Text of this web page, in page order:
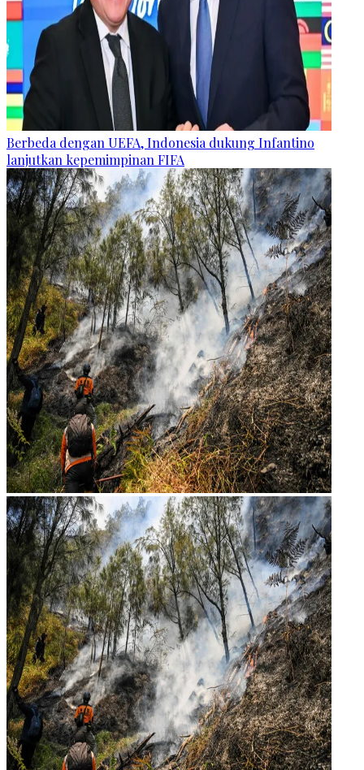
Berbeda dengan UEFA, Indonesia dukung Infantino
lanjutkan kepemimpinan FIFA